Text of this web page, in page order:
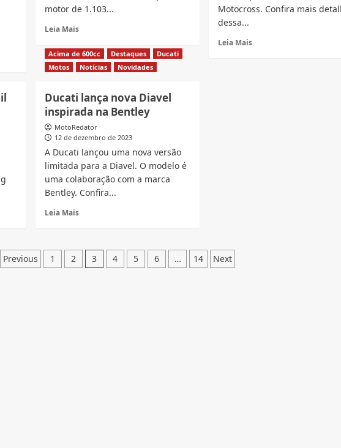
dia
motor de 1.103...
Leia Mais
about
Ducati
lança
V4
S
versão
da
Supreme
Motocross. Confira mais
dessa...
Leia MaisRead
Acima de 600cc Destaques
Ducati
Motos
Notícias Novidades
Ducati lança nova Diavel
inspirada na Bentley
MotoRedator
12 de dezembro de 2023
A Ducati lançou uma nova versão
limitada para a Diavel. O modelo é
uma colaboração com a marca
Bentley. Confira...
Leia Mais
lança
nova
Paginação
Previous 1 2 3 4 5 6 … 14 Next